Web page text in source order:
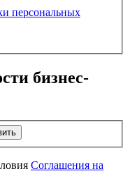
персональных
бизнес-
Соглашения на